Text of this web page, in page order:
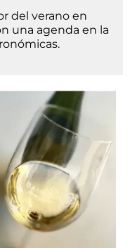
del verano en
una agenda en la